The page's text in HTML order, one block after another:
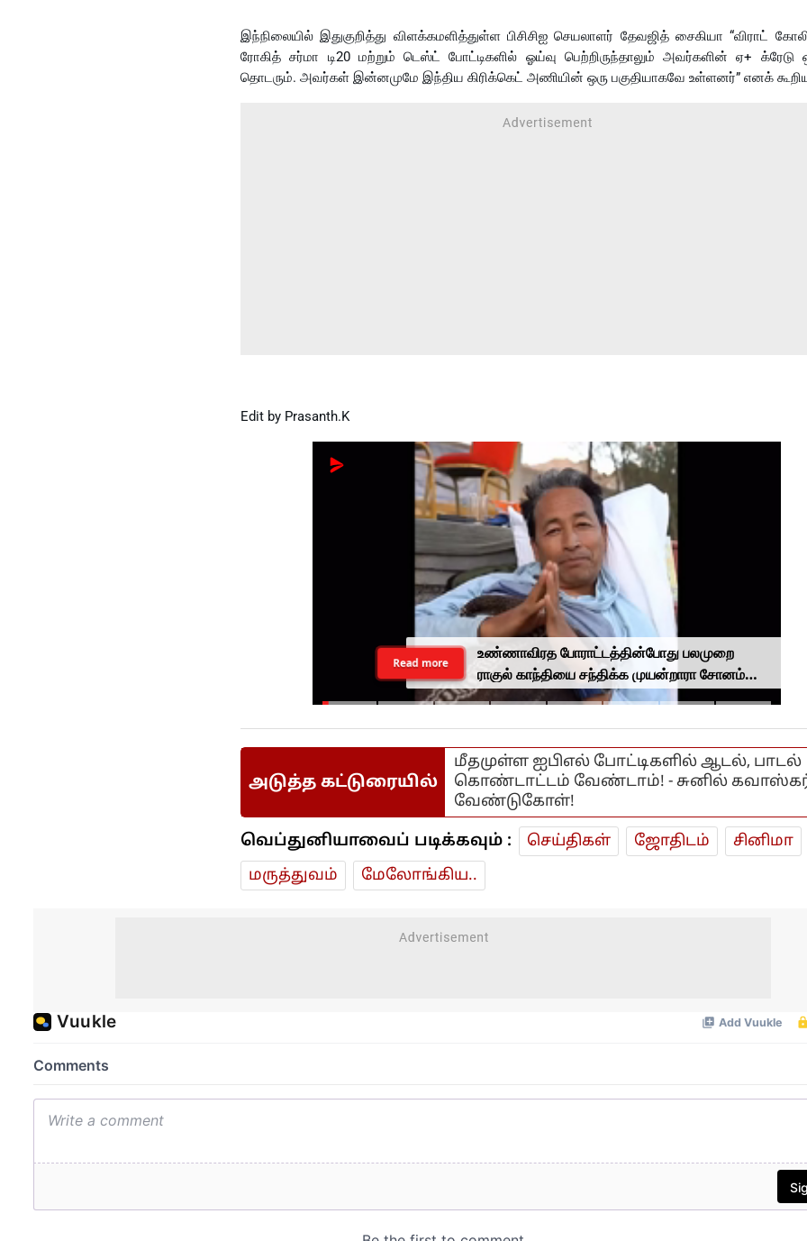
இந்நிலையில் இதுகுறித்து விளக்கமளித்துள்ள பிசிசிஐ செயலாளர் தேவஜித் சைகியா “விராட்
ரோகித் சர்மா டி20 மற்றும் டெஸ்ட் போட்டிகளில் ஓய்வு பெற்றிருந்தாலும் அவர்களின் ஏ+ க்ரேடு
தொடரும். அவர்கள் இன்னமுமே இந்திய கிரிக்கெட் அணியின் ஒரு பகுதியாகவே உள்ளனர்” எனக்
Edit by Prasanth.K
உண்ணாவிரத போராட்டத்தின்போது பலமுறை
ராகுல் காந்தியை சந்திக்க முயன்றாரா சோனம்
வாங்சுக் மனைவி.. ஆனால் பலனில்லை...
Read more
அடுத்த கட்டுரையில்
மீதமுள்ள ஐபிஎல் போட்டிகளில் ஆடல், பாடல்
கொண்டாட்டம் வேண்டாம்! - சுனில்
வேண்டுகோள்!
வெப்துனியாவைப் படிக்கவும் : செய்திகள் ஜோ‌திட‌ம்
சினிமா
மரு‌த்துவ‌ம்
மேலோங்கிய..